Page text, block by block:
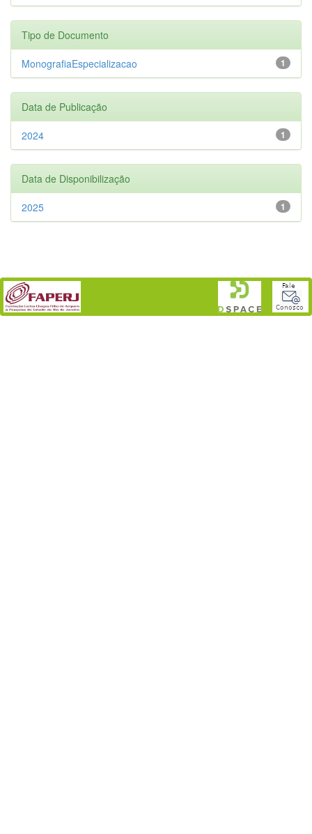
Tipo de Documento
1
MonografiaEspecializacao
Data de Publicação
1
2024
Data de Disponibilização
1
2025